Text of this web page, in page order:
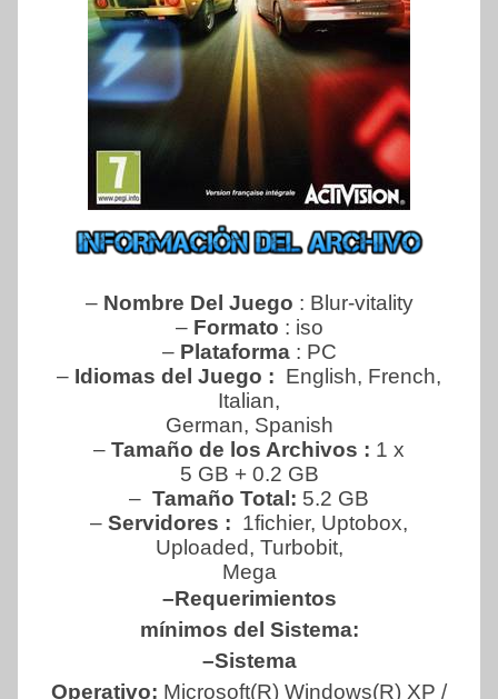
– Nombre Del Juego : Blur-vitality
– Formato : iso
– Plataforma : PC
– Idiomas del Juego : English, French,
Italian,
German, Spanish
– Tamaño de los Archivos : 1 x
5 GB + 0.2 GB
– Tamaño Total: 5.2 GB
– Servidores : 1fichier, Uptobox,
Uploaded, Turbobit,
Mega
–Requerimientos
mínimos del Sistema:
–Sistema
Operativo: Microsoft(R) Windows(R) XP /